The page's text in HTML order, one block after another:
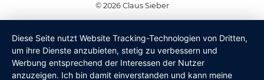
Diese Seite nutzt Website Tracking-Technologien von Dritten,
um ihre Dienste anzubieten, stetig zu verbessern und
Werbung entsprechend der Interessen der Nutzer
anzuzeigen. Ich bin damit einverstanden und kann meine
© 2026 Claus Sieber